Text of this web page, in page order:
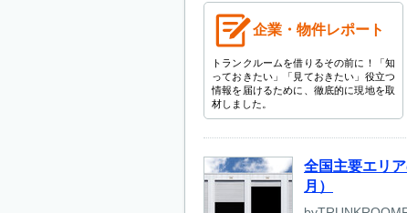
企業・物件レポート
トランクルームを借りるその前に！「知
っておきたい」「見ておきたい」役立つ
情報を届けるために、徹底的に現地を取
材しました。
全国主要エリ
月）